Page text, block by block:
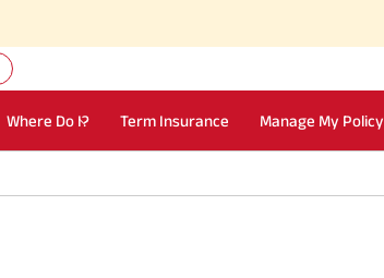
Where Do I? Term Insurance Manage My Policy